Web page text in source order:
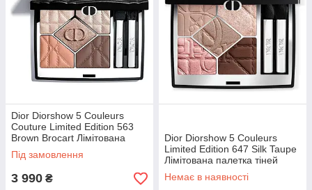
Dior Diorshow 5 Couleurs
Couture Limited Edition 563
Brown Brocart Лімітована
палетка тіней
Під замовлення
3 990 ₴
Dior Diorshow 5 Couleurs
Limited Edition 647 Silk Taupe
Лімітована палетка тіней
Немає в наявності